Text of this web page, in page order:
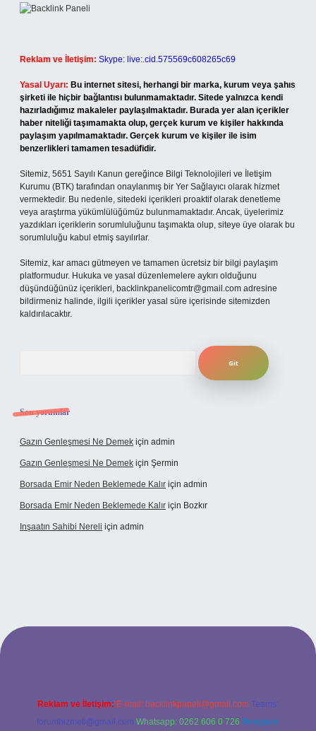
Reklam ve İletişim: Skype: live:.cid.575569c608265c69
Yasal Uyarı: Bu internet sitesi, herhangi bir marka, kurum veya şahıs
şirketi ile hiçbir bağlantısı bulunmamaktadır. Sitede yalnızca kendi
hazırladığımız makaleler paylaşılmaktadır. Burada yer alan içerikler
haber niteliği taşımamakta olup, gerçek kurum ve kişiler hakkında
paylaşım yapılmamaktadır. Gerçek kurum ve kişiler ile isim
benzerlikleri tamamen tesadüfidir.
Sitemiz, 5651 Sayılı Kanun gereğince Bilgi Teknolojileri ve İletişim
Kurumu (BTK) tarafından onaylanmış bir Yer Sağlayıcı olarak hizmet
vermektedir. Bu nedenle, sitedeki içerikleri proaktif olarak denetleme
veya araştırma yükümlülüğümüz bulunmamaktadır. Ancak, üyelerimiz
yazdıkları içeriklerin sorumluluğunu taşımakta olup, siteye üye olarak bu
sorumluluğu kabul etmiş sayılırlar.
Sitemiz, kar amacı gütmeyen ve tamamen ücretsiz bir bilgi paylaşım
platformudur. Hukuka ve yasal düzenlemelere aykırı olduğunu
düşündüğünüz içerikleri, backlinkpanelicomtr@gmail.com adresine
bildirmeniz halinde, ilgili içerikler yasal süre içerisinde sitemizden
kaldırılacaktır.
Son yorumlar
Gazın Genleşmesi Ne Demek için admin
Gazın Genleşmesi Ne Demek için Şermin
Borsada Emir Neden Beklemede Kalır için admin
Borsada Emir Neden Beklemede Kalır için Bozkır
Inşaatın Sahibi Nereli için admin
Reklam ve İletişim: E-mail: backlinkpaneli@gmail.com Teams:
forumhizmeti@gmail.com Whatsapp: 0262 606 0 726 Telegram: